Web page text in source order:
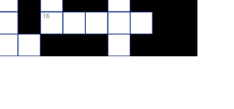
18